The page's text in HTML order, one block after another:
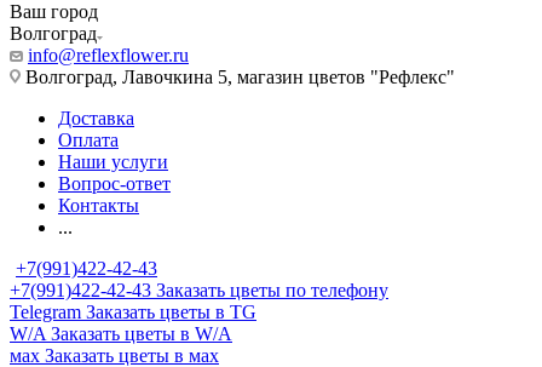
Ваш город
Волгоград
info@reflexflower.ru
Волгоград, Лавочкина 5, магазин цветов "Рефлекс"
Доставка
Оплата
Наши услуги
Вопрос-ответ
Контакты
...
+7(991)422-42-43
+7(991)422-42-43 Заказать цветы по телефону
Telegram Заказать цветы в TG
W/A Заказать цветы в W/A
мах Заказать цветы в мах